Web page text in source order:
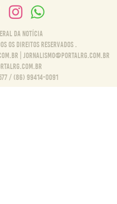
da Notícia
os direitos reservados .
JORNALISMO@PORTALRG.COM.BR
/ (86) 99414-0091